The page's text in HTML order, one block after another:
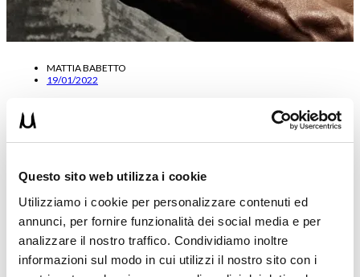
Questo sito web utilizza i cookie
Utilizziamo i cookie per personalizzare contenuti ed
annunci, per fornire funzionalità dei social media e per
analizzare il nostro traffico. Condividiamo inoltre
informazioni sul modo in cui utilizzi il nostro sito con i
MATTIA BABETTO
19/01/2022
Come fare Massa Muscolare davvero: CEDIMENTO
o BUFFER?
Ciao e benvenuto in questo interessantissimo articolo in cui
parliamo ancora una volta di come fare massa muscolare, se è…
Leggi tutto